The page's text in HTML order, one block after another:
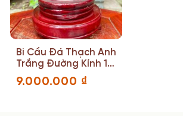
Bi Cầu Đá Thạch Anh
Trắng Đường Kính 13
(cm)
9.000.000 ₫